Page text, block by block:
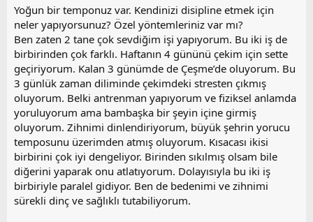
Yoğun bir temponuz var. Kendinizi disipline etmek için
neler yapıyorsunuz? Özel yöntemleriniz var mı?
Ben zaten 2 tane çok sevdiğim işi yapıyorum. Bu iki iş de
birbirinden çok farklı. Haftanın 4 gününü çekim için sette
geçiriyorum. Kalan 3 günümde de Çeşme’de oluyorum. Bu
3 günlük zaman diliminde çekimdeki stresten çıkmış
oluyorum. Belki antrenman yapıyorum ve fiziksel anlamda
yoruluyorum ama bambaşka bir şeyin içine girmiş
oluyorum. Zihnimi dinlendiriyorum, büyük şehrin yorucu
temposunu üzerimden atmış oluyorum. Kısacası ikisi
birbirini çok iyi dengeliyor. Birinden sıkılmış olsam bile
diğerini yaparak onu atlatıyorum. Dolayısıyla bu iki iş
birbiriyle paralel gidiyor. Ben de bedenimi ve zihnimi
sürekli dinç ve sağlıklı tutabiliyorum.